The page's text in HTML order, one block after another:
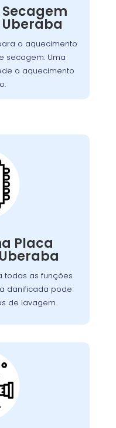
o aquecimento
secagem. Uma
o aquecimento
seca as roupas
ocorrer por
de fiapos.
é crucial para
de secagem.
Placa
todas as funções
danificada pode
de lavagem.
todas as funções
de controle.
elétricos
garante
da máquina.
de
o fluxo de água